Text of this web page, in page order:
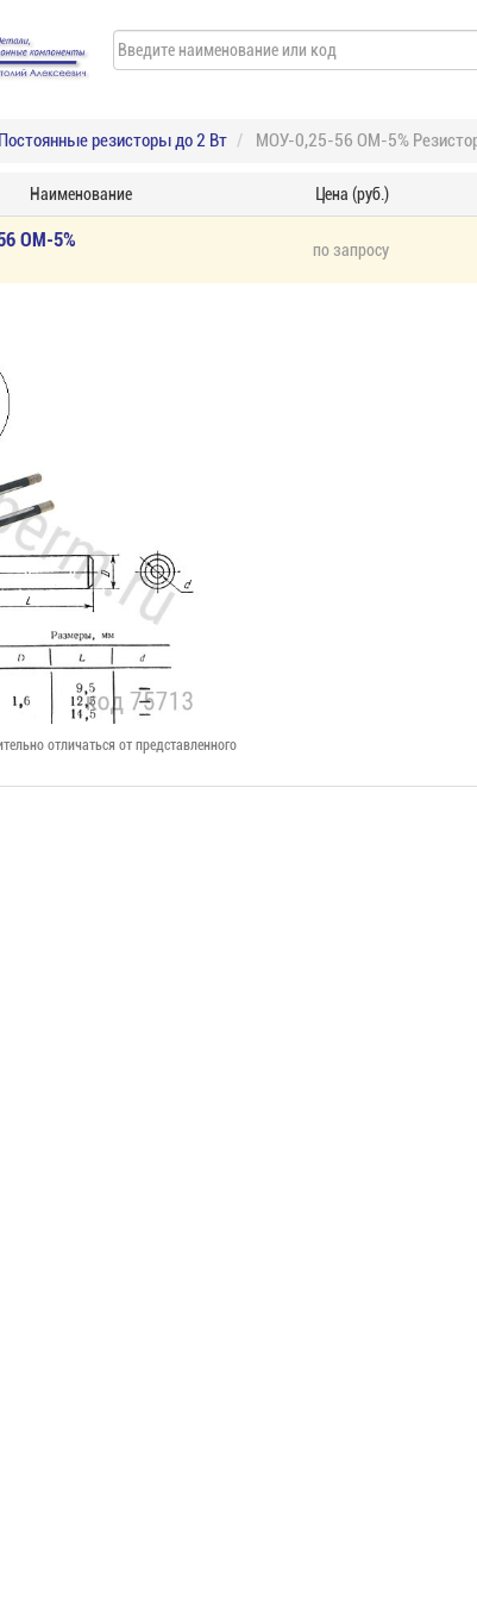
Постоянные резисторы до 2 Вт МОУ-0,25-56 ОМ-5%
Наименование Цена (руб.)
ОМ-5%
по запросу
отличаться от представленного